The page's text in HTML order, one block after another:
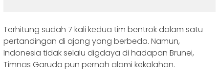
Terhitung sudah 7 kali kedua tim bentrok dalam satu
pertandingan di ajang yang berbeda. Namun,
Indonesia tidak selalu digdaya di hadapan Brunei,
Timnas Garuda pun pernah alami kekalahan.